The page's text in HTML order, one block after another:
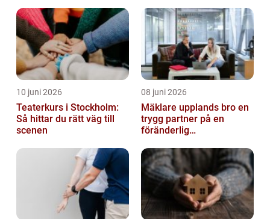
10 juni 2026
Teaterkurs i Stockholm:
Så hittar du rätt väg till
scenen
08 juni 2026
Mäklare upplands bro en
trygg partner på en
föränderlig